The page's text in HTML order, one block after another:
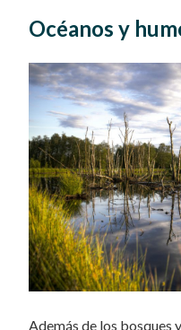
Océanos y
Además de los bosques